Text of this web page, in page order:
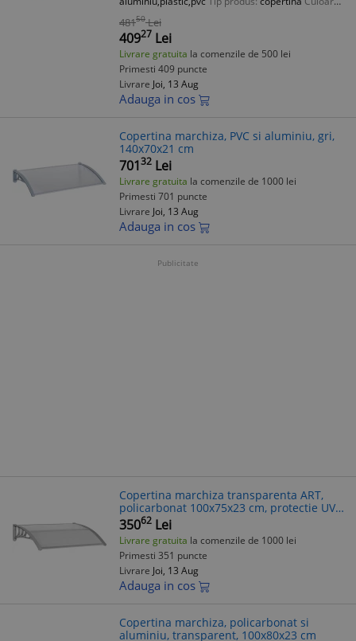
48150 Lei
40927 Lei
Livrare gratuita la comenzile de 500 lei
Primesti 409 puncte
Livrare Joi, 13 Aug
Adauga in cos
Copertina marchiza, PVC si aluminiu, gri,
140x70x21 cm
70132 Lei
Livrare gratuita la comenzile de 1000 lei
Primesti 701 puncte
Livrare Joi, 13 Aug
Adauga in cos
Publicitate
Copertina marchiza transparenta ART,
policarbonat 100x75x23 cm, protectie UV,
ploaie, zapadaospatar polipropilena, kit
montaj inclus
35062 Lei
Livrare gratuita la comenzile de 1000 lei
Primesti 351 puncte
Livrare Joi, 13 Aug
Adauga in cos
Copertina marchiza, policarbonat si
aluminiu, transparent, 100x80x23 cm